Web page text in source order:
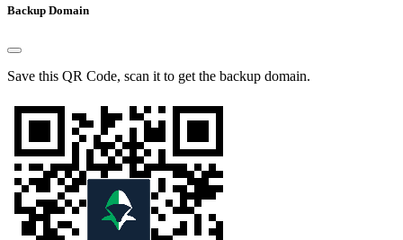
Backup Domain
Save this QR Code, scan it to get the backup domain.